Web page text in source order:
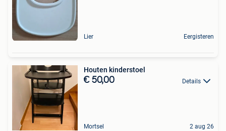
Lier Eergisteren
Houten kinderstoel
€ 50,00 Details
Mortsel 2 aug 26